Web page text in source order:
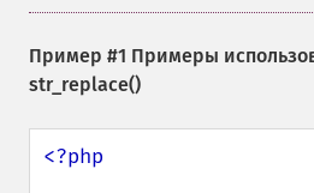
Пример #1 Примеры
str_replace()
<?php